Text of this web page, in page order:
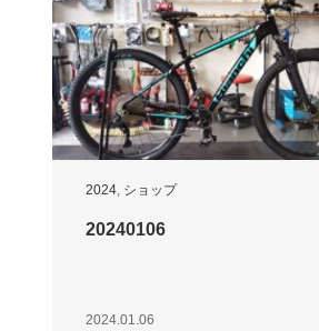
2024 ショップ
20240106
2024.01.06